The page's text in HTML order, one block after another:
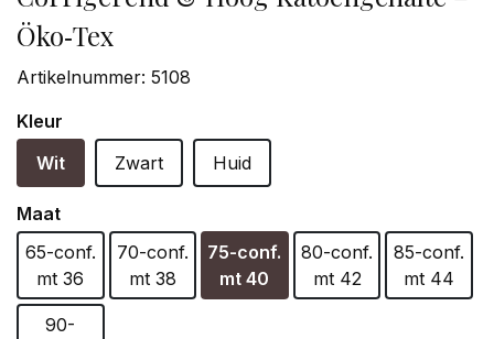
Öko‑Tex
Artikelnummer: 5108
Kleur
Wit
Zwart Huid
Maat
65-conf.
mt 36
70-conf.
mt 38
75-conf.
mt 40
80-conf.
mt 42
85-conf.
mt 44
90-